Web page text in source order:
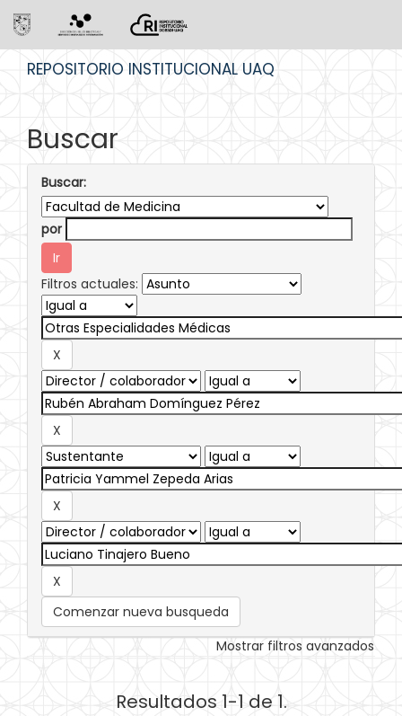
REPOSITORIO INSTITUCIONAL UAQ
Buscar
Buscar:
por
Filtros actuales:
Comenzar nueva busqueda
Mostrar filtros avanzados
Resultados 1-1 de 1.